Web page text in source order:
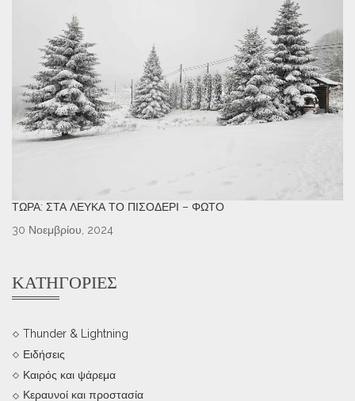
ΤΏΡΑ: ΣΤΑ ΛΕΥΚΆ ΤΟ ΠΙΣΟΔΈΡΙ – ΦΩΤΌ
30 Νοεμβρίου, 2024
ΚΑΤΗΓΟΡΊΕΣ
Thunder & Lightning
Ειδήσεις
Καιρός και ψάρεμα
Κεραυνοί και προστασία